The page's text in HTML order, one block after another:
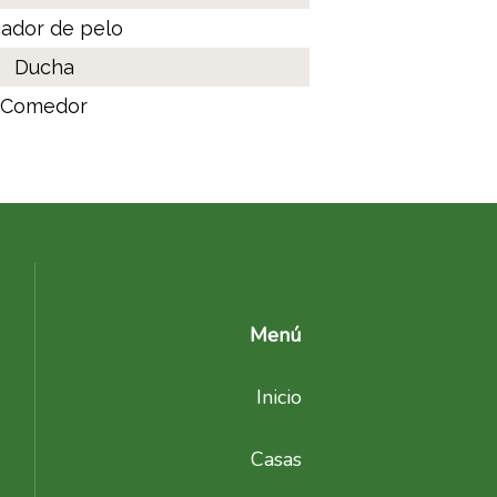
de pelo
Ducha
Comedor
Menú
Inicio
Casas